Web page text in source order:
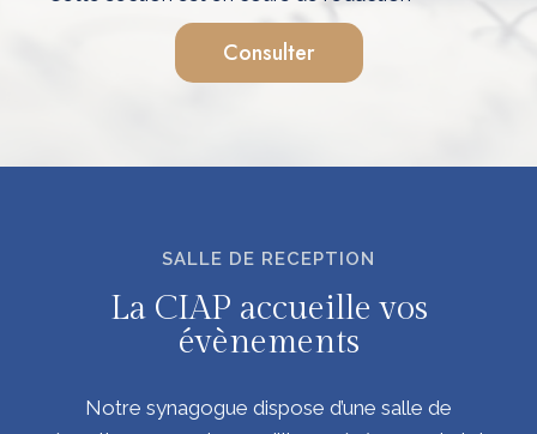
Consulter
SALLE DE RECEPTION
La CIAP accueille vos
évènements
Notre synagogue dispose d’une salle de